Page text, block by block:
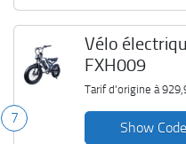
7
Vélo
FXH009
Tarif d'origine à
Show Code